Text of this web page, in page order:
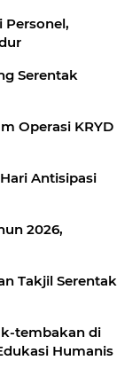
Personel,
Serentak
Operasi KRYD
Antisipasi
2026,
Takjil Serentak
tembakan di
Humanis